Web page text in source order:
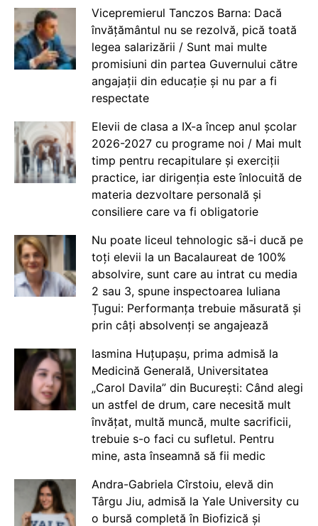
Vicepremierul Tanczos Barna: Dacă
învățământul nu se rezolvă, pică toată
legea salarizării / Sunt mai multe
promisiuni din partea Guvernului către
angajații din educație și nu par a fi
respectate
Elevii de clasa a IX-a încep anul școlar
2026-2027 cu programe noi / Mai mult
timp pentru recapitulare și exerciții
practice, iar dirigenția este înlocuită de
materia dezvoltare personală și
consiliere care va fi obligatorie
Nu poate liceul tehnologic să-i ducă pe
toți elevii la un Bacalaureat de 100%
absolvire, sunt care au intrat cu media
2 sau 3, spune inspectoarea Iuliana
Țugui: Performanța trebuie măsurată și
prin câți absolvenți se angajează
Iasmina Huțupașu, prima admisă la
Medicină Generală, Universitatea
„Carol Davila” din București: Când alegi
un astfel de drum, care necesită mult
învățat, multă muncă, multe sacrificii,
trebuie s-o faci cu sufletul. Pentru
mine, asta înseamnă să fii medic
Andra-Gabriela Cîrstoiu, elevă din
Târgu Jiu, admisă la Yale University cu
o bursă completă în Biofizică și